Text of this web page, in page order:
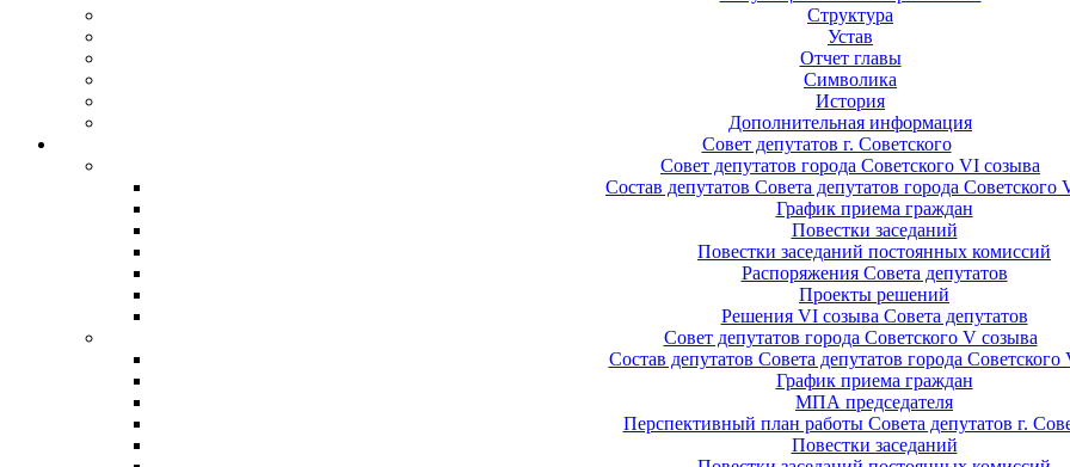
Структура
Устав
Отчет главы
Символика
История
Дополнительная информация
Совет депутатов г. Советского
Совет депутатов города Советского VI созыва
Состав депутатов Совета депутатов города Советского
График приема граждан
Повестки заседаний
Повестки заседаний постоянных комиссий
Распоряжения Совета депутатов
Проекты решений
Решения VI созыва Совета депутатов
Совет депутатов города Советского V созыва
Состав депутатов Совета депутатов города Советского
График приема граждан
МПА председателя
Перспективный план работы Совета депутатов г.
Повестки заседаний